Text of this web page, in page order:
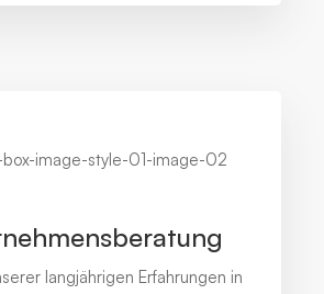
langjährigen Erfahrungen in